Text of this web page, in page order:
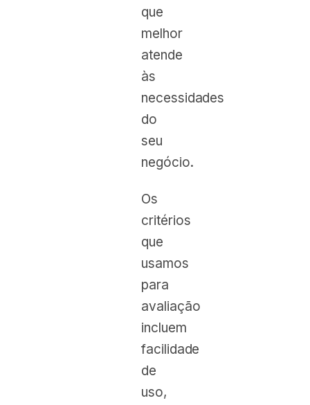
que
melhor
atende
às
necessidades
do
seu
negócio.
Os
critérios
que
usamos
para
avaliação
incluem
facilidade
de
uso,